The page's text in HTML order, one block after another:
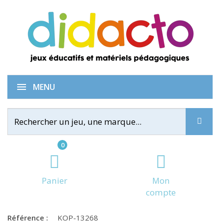
0
Panier
Mon
compte
MENU
Dé chiffres des unités
Référence : KOP-13268